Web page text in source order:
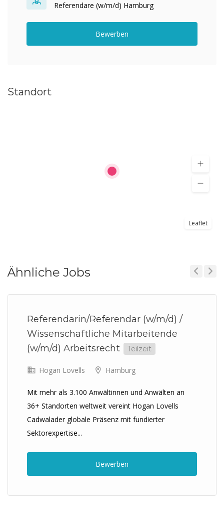
Referendare (w/m/d) Hamburg
Bewerben
Standort
Leaflet
Ähnliche Jobs
Referendarin/Referendar (w/m/d) /
Wissenschaftliche Mitarbeitende
(w/m/d) Arbeitsrecht
Teilzeit
Hogan Lovells Hamburg
Mit mehr als 3.100 Anwältinnen und Anwälten an
36+ Standorten weltweit vereint Hogan Lovells
Cadwalader globale Präsenz mit fundierter
Sektorexpertise...
Bewerben